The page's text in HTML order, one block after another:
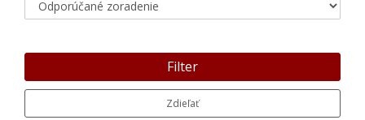
Filter
Zdieľať